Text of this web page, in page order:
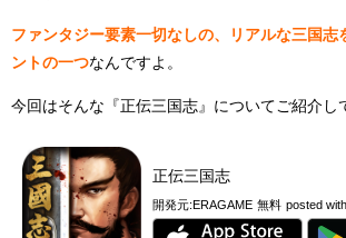
ファンタジー要素一切なしの、リアルな三国志
ントの一つなんですよ。
今回はそんな『正伝三国志』についてご紹介し
正伝三国志
開発元:ERAGAME 無料 posted with